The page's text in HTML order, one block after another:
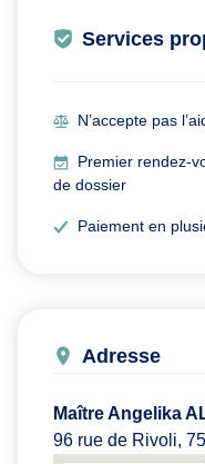
Services
N’accepte pas
Premier rendez-
de dossier
Paiement en
Adresse
Maître Angelika
96 rue de Rivoli,